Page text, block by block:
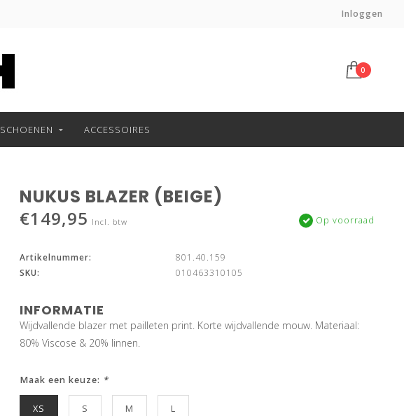
Inloggen
0
SCHOENEN ACCESSOIRES
NUKUS BLAZER (BEIGE)
€149,95 Incl. btw Op voorraad
Artikelnummer:
801.40.159
SKU:
010463310105
INFORMATIE
Wijdvallende blazer met pailleten print. Korte wijdvallende mouw. Materiaal:
80% Viscose & 20% linnen.
Maak een keuze: *
XS S M L